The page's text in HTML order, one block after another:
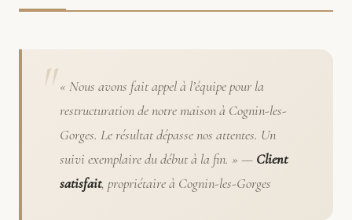
« Nous avons fait appel à l’équipe pour la
restructuration de notre maison à Cognin-les-
Gorges. Le résultat dépasse nos attentes. Un
suivi exemplaire du début à la fin. » — Client
satisfait, propriétaire à Cognin-les-Gorges